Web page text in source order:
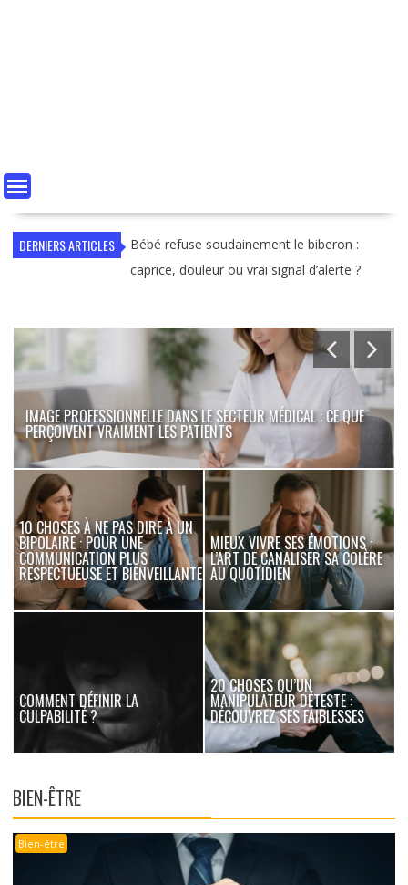
DERNIERS ARTICLES
Enfant qui tousse uniquement la nuit : les
causes que les parents oublient souvent
IMAGE PROFESSIONNELLE DANS LE SECTEUR MÉDICAL : CE QUE
PERÇOIVENT VRAIMENT LES PATIENTS
10 CHOSES À NE PAS DIRE À UN
BIPOLAIRE : POUR UNE
COMMUNICATION PLUS
RESPECTUEUSE ET BIENVEILLANTE
MIEUX VIVRE SES ÉMOTIONS :
L’ART DE CANALISER SA COLÈRE
AU QUOTIDIEN
COMMENT DÉFINIR LA
CULPABILITÉ ?
20 CHOSES QU’UN
MANIPULATEUR DÉTESTE :
DÉCOUVREZ SES FAIBLESSES
BIEN-ÊTRE
Bien-être